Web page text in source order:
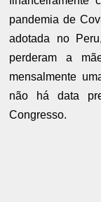
pandemia de
adotada no
perderam a
mensalmente
não há data
Congresso.